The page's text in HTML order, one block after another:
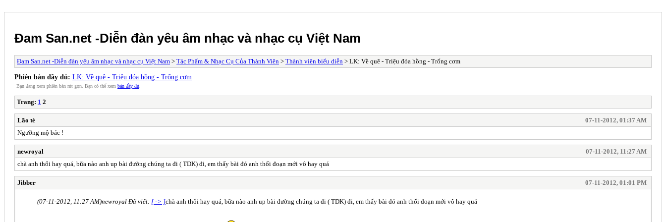
Đam San.net -Diễn đàn yêu âm nhạc và nhạc cụ Việt Nam
Đam San.net -Diễn đàn yêu âm nhạc và nhạc cụ Việt Nam > Tác Phẩm & Nhạc Cụ Của Thành Viên > Thành viên biểu diễn > LK: Về quê - Triệu đóa hồng - Trống cơm
Phiên bản đầy đủ: LK: Về quê - Triệu đóa hồng - Trống cơm
Bạn đang xem phiên bản rút gọn. Bạn có thể xem bản đầy đủ
Trang: 1 2
Lão tè
07-11-2012, 01:37 AM
Ngưỡng mộ bác !
newroyal
07-11-2012, 11:27 AM
chà anh thổi hay quá, bữa nào anh up bài đường chúng ta đi ( TDK) đi, em thấy bài đó anh thổi đoạn mới vô hay quá
Jibber 07-11-2012, 01:01 PM
(07-11-2012, 11:27 AM)newroyal Đã viết: [ -> ]chà anh thổi hay quá, bữa nào anh up bài đường chúng ta đi ( TDK) đi, em thấy bài đó anh thổi đoạn mới vô hay quá